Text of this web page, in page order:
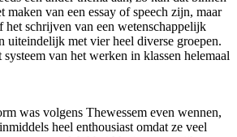
maken van een essay of speech zijn, maar
schrijven van een wetenschappelijk
uiteindelijk met vier heel diverse groepen.
van het werken in klassen helemaal
was volgens Thewessem even wennen,
heel enthousiast omdat ze veel